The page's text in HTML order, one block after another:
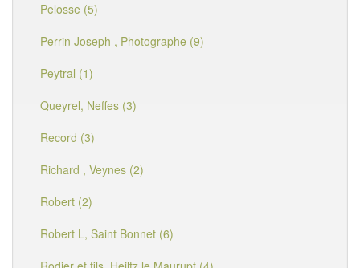
Pelosse (5)
Perrin Joseph , Photographe (9)
Peytral (1)
Queyrel, Neffes (3)
Record (3)
Richard , Veynes (2)
Robert (2)
Robert L, Saint Bonnet (6)